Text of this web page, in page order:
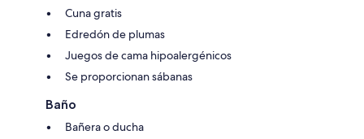
Cuna gratis
Edredón de plumas
Juegos de cama hipoalergénicos
Se proporcionan sábanas
Baño
Bañera o ducha